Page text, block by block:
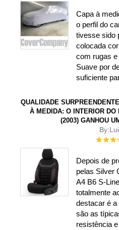
Capa à
o perfil do
tivesse sido
colocada
com rugas
Suave por
suficiente
QUALIDADE
À MEDIDA: O INTERIOR
(2003) GANHOU
By:
Rating:
Depois de
pelas Silver
A4 B6 S-
totalmente
destacar é a
são as
resistência